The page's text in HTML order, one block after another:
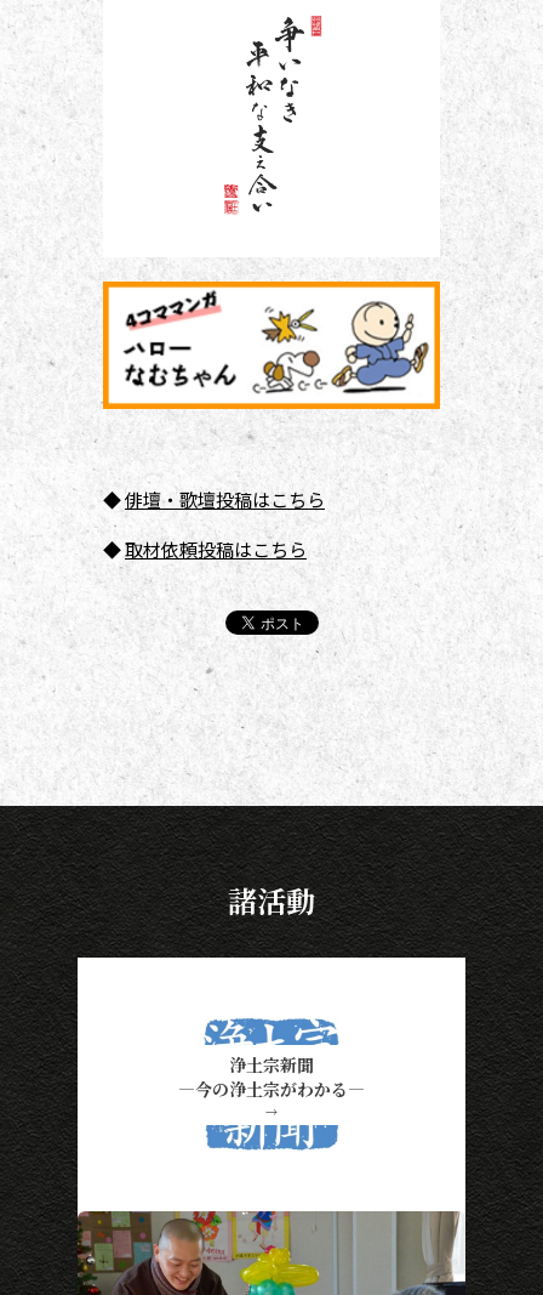
◆俳壇・歌壇投稿はこちら
◆取材依頼投稿はこちら
諸活動
浄土宗新聞
―今の浄土宗がわかる―
→